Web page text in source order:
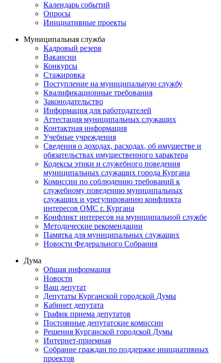
Календарь событий
Опросы
Инициативные проекты
Муниципальная служба
Кадровый резерв
Вакансии
Конкурсы
Стажировка
Поступление на муниципальную службу
Квалификационные требования
Законодательство
Информация для работодателей
Аттестация муниципальных служащих
Контактная информация
Учебные учреждения
Сведения о доходах, расходах, об имуществе и
обязательствах имущественного характера
Кодексы этики и служебного поведения
муниципальных служащих города Кургана
Комиссии по соблюдению требований к
служебному поведению муниципальных
служащих и урегулированию конфликта
интересов ОМС г. Кургана
Конфликт интересов на муниципальной службе
Методические рекомендации
Памятка для муниципальных служащих
Новости Федерального Cобрания
Дума
Общая информация
Новости
Ваш депутат
Депутаты Курганской городской Думы
Кабинет депутата
График приема депутатов
Постоянные депутатские комиссии
Решения Курганской городской Думы
Интернет-приемная
Собрание граждан по поддержке инициативных
проектов